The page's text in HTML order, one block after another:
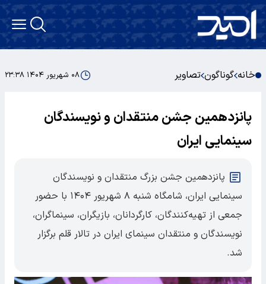
خانه گوناگون تصاویر ۰۸ شهریور ۱۴۰۴ ۲۳:۳۸
پانزدهمین جشن منتقدان و نویسندگان
سینمایی ایران
پانزدهمین جشن بزرگ منتقدان و نویسندگان
سینمایی ایران، شامگاه شنبه ۸ شهریور ۱۴۰۴ با حضور
جمعی از تهیه‌کنندگان، کارگردانان، بازیگران، سینماگران،
نویسندگان و منتقدان سینمای ایران در تالار قلم برگزار
شد.